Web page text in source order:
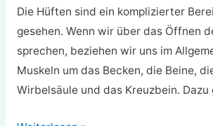
Die Hüften sind ein komplizierter
gesehen. Wenn wir über das Öffnen
sprechen, beziehen wir uns im
Muskeln um das Becken, die Beine,
Wirbelsäule und das Kreuzbein.